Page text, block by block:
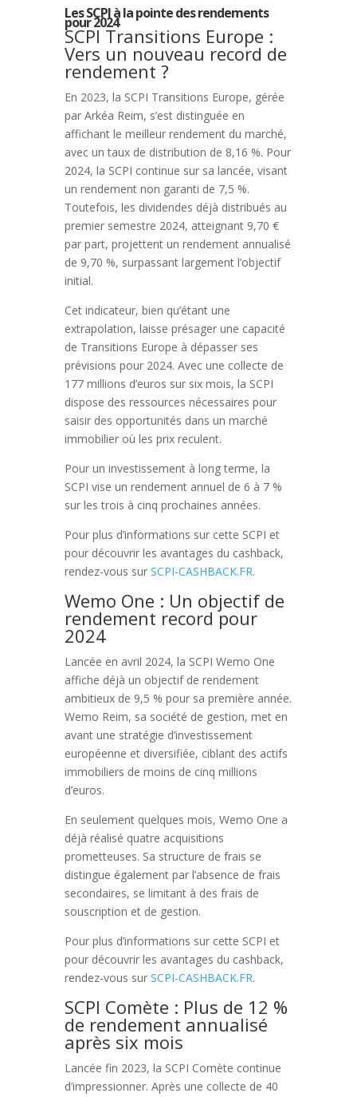
Les SCPI à la pointe des rendements
pour 2024
SCPI Transitions Europe :
Vers un nouveau record de
rendement ?
En 2023, la SCPI Transitions Europe, gérée
par Arkéa Reim, s’est distinguée en
affichant le meilleur rendement du marché,
avec un taux de distribution de 8,16 %. Pour
2024, la SCPI continue sur sa lancée, visant
un rendement non garanti de 7,5 %.
Toutefois, les dividendes déjà distribués au
premier semestre 2024, atteignant 9,70 €
par part, projettent un rendement annualisé
de 9,70 %, surpassant largement l’objectif
initial.
Cet indicateur, bien qu’étant une
extrapolation, laisse présager une capacité
de Transitions Europe à dépasser ses
prévisions pour 2024. Avec une collecte de
177 millions d’euros sur six mois, la SCPI
dispose des ressources nécessaires pour
saisir des opportunités dans un marché
immobilier où les prix reculent.
Pour un investissement à long terme, la
SCPI vise un rendement annuel de 6 à 7 %
sur les trois à cinq prochaines années.
Pour plus d’informations sur cette SCPI et
pour découvrir les avantages du cashback,
rendez-vous sur SCPI-CASHBACK.FR.
Wemo One : Un objectif de
rendement record pour
2024
Lancée en avril 2024, la SCPI Wemo One
affiche déjà un objectif de rendement
ambitieux de 9,5 % pour sa première année.
Wemo Reim, sa société de gestion, met en
avant une stratégie d’investissement
européenne et diversifiée, ciblant des actifs
immobiliers de moins de cinq millions
d’euros.
En seulement quelques mois, Wemo One a
déjà réalisé quatre acquisitions
prometteuses. Sa structure de frais se
distingue également par l’absence de frais
secondaires, se limitant à des frais de
souscription et de gestion.
Pour plus d’informations sur cette SCPI et
pour découvrir les avantages du cashback,
rendez-vous sur SCPI-CASHBACK.FR.
SCPI Comète : Plus de 12 %
de rendement annualisé
après six mois
Lancée fin 2023, la SCPI Comète continue
d’impressionner. Après une collecte de 40